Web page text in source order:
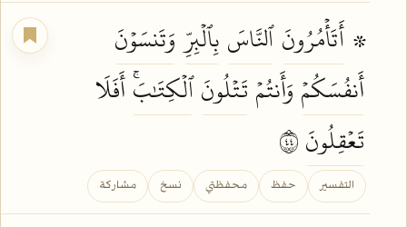
۞ أَتَأۡمُرُونَٱلنَّاسَ بِٱلۡبِرِّ وَتَنسَوۡنَ
أَنفُسَكُمۡ وَأَنتُمۡ تَتۡلُونَٱلۡكِتَٰبَۚأَفَلَا
تَعۡقِلُونَ
التفسير حفظ محفظتي نسخ مشاركة